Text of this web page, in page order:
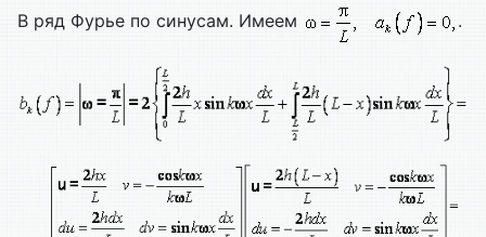
В ряд Фурье по синусам. Имеем .